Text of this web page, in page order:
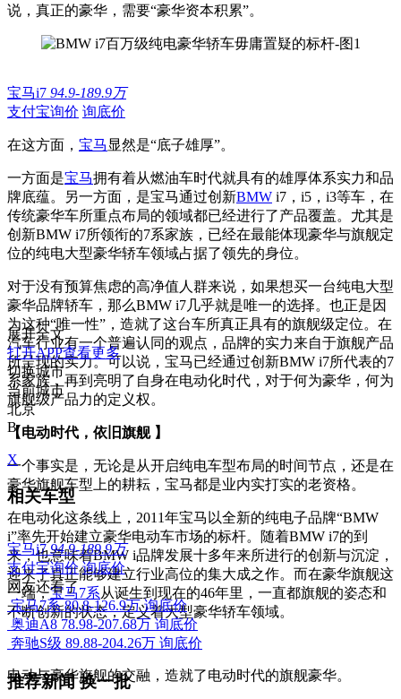
说，真正的豪华，需要“豪华资本积累”。
宝马i7 94.9-189.9万
支付宝询价 询底价
在这方面， 宝马 显然是“底子雄厚”。
一方面是宝马拥有着从燃油车时代就具有的雄厚体系实力和品
牌底蕴。另一方面，是宝马通过创新BMW i7，i5，i3等车，在
传统豪华车所重点布局的领域都已经进行了产品覆盖。尤其是
创新BMW i7所领衔的7系家族，已经在最能体现豪华与旗舰定
位的纯电大型豪华轿车领域占据了领先的身位。
对于没有预算焦虑的高净值人群来说，如果想买一台纯电大型
豪华品牌轿车，那么BMW i7几乎就是唯一的选择。也正是因
为这种“唯一性”，造就了这台车所真正具有的旗舰级定位。在
汽车行业有一个普遍认同的观点，品牌的实力来自于旗舰产品
所呈现的实力。可以说，宝马已经通过创新BMW i7所代表的7
系家族，再到亮明了自身在电动化时代，对于何为豪华，何为
旗舰级产品力的定义权。
【电动时代，依旧旗舰 】
一个事实是，无论是从开启纯电车型布局的时间节点，还是在
豪华旗舰车型上的耕耘，宝马都是业内实打实的老资格。
在电动化这条线上，2011年宝马以全新的纯电子品牌“BMW
i”率先开始建立豪华电动车市场的标杆。随着BMW i7的到
来，也意味着BMW i品牌发展十多年来所进行的创新与沉淀，
迎来了真正能够建立行业高位的集大成之作。而在豪华旗舰这
一端，宝马7系从诞生到现在的46年里，一直都旗舰的姿态和
不断创新的状态，定义着大型豪华轿车领域。
电动与豪华旗舰的交融，造就了电动时代的旗舰豪华。
展开全文
打开APP查看更多
切换城市
当前城市
北京
B
X
相关车型
宝马i7 94.9-189.9万
支付宝询价 询底价
网友还看了
宝马7系 80.8-126.9万 询底价
奥迪A8 78.98-207.68万 询底价
奔驰S级 89.88-204.26万 询底价
推荐新闻换一批